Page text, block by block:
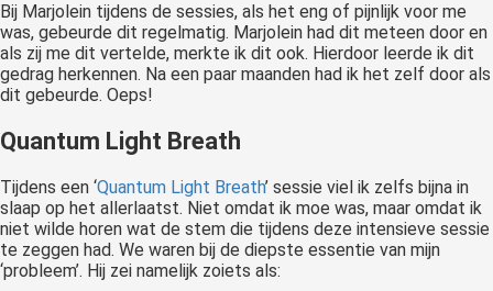
Bij Marjolein tijdens de sessies, als het eng of pijnlijk voor me
was, gebeurde dit regelmatig. Marjolein had dit meteen door en
als zij me dit vertelde, merkte ik dit ook. Hierdoor leerde ik dit
gedrag herkennen. Na een paar maanden had ik het zelf door als
dit gebeurde. Oeps!
Quantum Light Breath
Tijdens een ‘Quantum Light Breath’ sessie viel ik zelfs bijna in
slaap op het allerlaatst. Niet omdat ik moe was, maar omdat ik
niet wilde horen wat de stem die tijdens deze intensieve sessie
te zeggen had. We waren bij de diepste essentie van mijn
‘probleem’. Hij zei namelijk zoiets als: